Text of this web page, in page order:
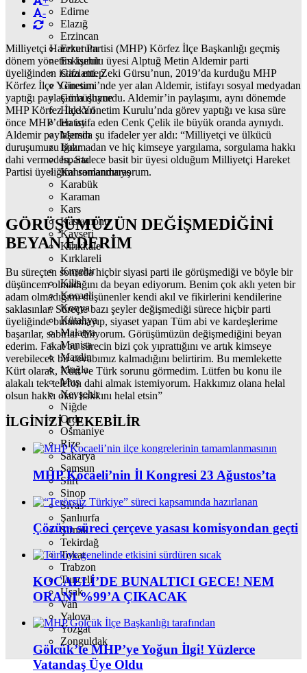
Edirne
Elazığ
Erzincan
Erzurum
Eskişehir
Gaziantep
Giresun
Gümüşhane
Hakkari
Hatay
Mersin
Iğdır
Isparta
Kahramanmaraş
Karabük
Karaman
Kars
Kastamonu
Kayseri
Kırıkkale
Kırklareli
Kırşehir
Kilis
Kocaeli
Konya
Kütahya
Malatya
Manisa
Mardin
Muğla
Muş
Nevşehir
Niğde
Ordu
Osmaniye
Rize
Sakarya
Samsun
Siirt
Sinop
Sivas
Şanlıurfa
Şırnak
Tekirdağ
Tokat
Trabzon
Tunceli
Uşak
Van
Yalova
Yozgat
Zonguldak
-
Milliyetçi Hareket Partisi (MHP) Körfez İlçe Başkanlığı geçmiş
dönem yönetim kurulu üyesi Alptuğ Metin Aldemir parti
üyeliğinden istifa etti. Zeki Gürsu’nun, 2019’da kurduğu MHP
Körfez İlçe Yönetimi’nde yer alan Aldemir, istifayı sosyal medyadan
yaptığı paylaşımla duyurdu. Aldemir’in paylaşımı, aynı dönemde
MHP Körfez İlçe Yönetim Kurulu’nda görev yaptığı ve kısa süre
önce MHP’den istifa eden Cenk Çelik ile büyük oranda aynıydı.
Aldemir paylaşımda şu ifadeler yer aldı: “Milliyetçi ve ülkücü
duruşumuzu bozmadan ve hiç kimseye yargılama, sorgulama hakkı
dahi vermeden, Sadece basit bir üyesi olduğum Milliyetçi Hareket
Partisi üyeliğimi sonlandırıyorum.
GÖRÜŞÜMÜZÜN DEĞİŞMEDİĞİNİ
BEYAN EDERİM
Bu süreçten sonrada hiçbir siyasi parti ile görüşmediği ve böyle bir
düşüncem olmadığını da beyan ediyorum. Benim çok aklı yeten bir
adam olmadığımı düşünenler kendi akıl ve fikirlerini kendilerine
saklasınlar. Süreçte bazı şeyler değişmediği sürece hiçbir parti
üyeliğinde bulunmayıp, siyaset yapan Tüm abi ve kardeşlerime
başarılar, sabırlar diliyorum. Görüşümüzün değişmediğini beyan
ederim. Fakat bu sürecin bizi çok yıprattığını ve artık kimseye
verebilecek bir cevabımız kalmadığını belirtirim. Bu memlekette
Kürt olarak, Kürt ve Türk sorunu görmedim. Lütfen bu konu ile
alakalı tek telefon dahi almak istemiyorum. Hakkımız olana helal
olsun hakkı olan hakkını helal etsin”
İLGİNİZİÇEKEBİLİR
MHP Kocaeli’nin İl Kongresi 23 Ağustos’ta
Çözüm süreci çerçeve yasası komisyondan geçti
KOCAELİ’DE BUNALTICI GECE! NEM
ORANI %99’A ÇIKACAK
Gölcük’te MHP’ye Yoğun İlgi! Yüzlerce
Vatandaş Üye Oldu